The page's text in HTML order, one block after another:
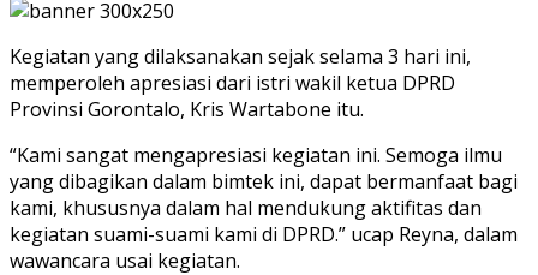
Kegiatan yang dilaksanakan sejak selama 3 hari ini,
memperoleh apresiasi dari istri wakil ketua DPRD
Provinsi Gorontalo, Kris Wartabone itu.
“Kami sangat mengapresiasi kegiatan ini. Semoga ilmu
yang dibagikan dalam bimtek ini, dapat bermanfaat bagi
kami, khususnya dalam hal mendukung aktifitas dan
kegiatan suami-suami kami di DPRD.” ucap Reyna, dalam
wawancara usai kegiatan.